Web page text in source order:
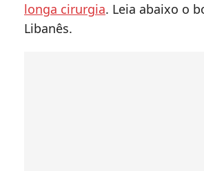
longa cirurgia. Leia abaixo o
Libanês.